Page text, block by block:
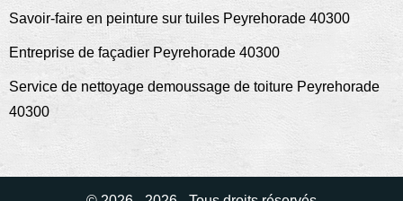
Savoir-faire en peinture sur tuiles Peyrehorade 40300
Entreprise de façadier Peyrehorade 40300
Service de nettoyage demoussage de toiture Peyrehorade
40300